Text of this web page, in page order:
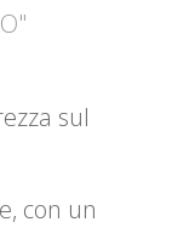
sul
con un